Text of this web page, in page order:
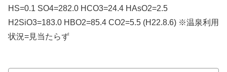
HS=0.1 SO4=282.0 HCO3=24.4 HAsO2=2.5
H2SiO3=183.0 HBO2=85.4 CO2=5.5 (H22.8.6) ※温泉利用
状況=見当たらず